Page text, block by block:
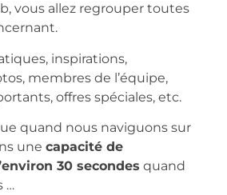
vous allez regrouper toutes
inspirations,
membres de l’équipe,
offres spéciales, etc.
quand nous naviguons sur
une capacité de
30 secondes quand
…